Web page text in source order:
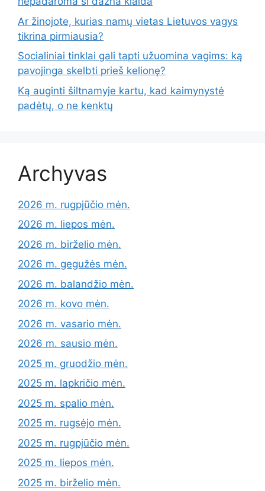
Ar žinojote, kurias namų vietas Lietuvos vagys
tikrina pirmiausia?
Socialiniai tinklai gali tapti užuomina vagims: ką
pavojinga skelbti prieš kelionę?
Ką auginti šiltnamyje kartu, kad kaimynystė
padėtų, o ne kenktų
Archyvas
2026 m. rugpjūčio mėn.
2026 m. liepos mėn.
2026 m. birželio mėn.
2026 m. gegužės mėn.
2026 m. balandžio mėn.
2026 m. kovo mėn.
2026 m. vasario mėn.
2026 m. sausio mėn.
2025 m. gruodžio mėn.
2025 m. lapkričio mėn.
2025 m. spalio mėn.
2025 m. rugsėjo mėn.
2025 m. rugpjūčio mėn.
2025 m. liepos mėn.
2025 m. birželio mėn.